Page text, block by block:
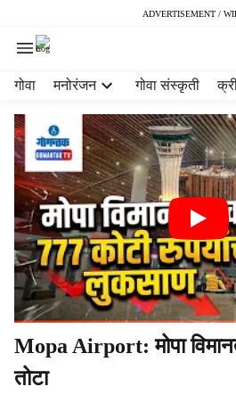
ADVERTISEMENT /
गोवा मनोरंजन गोवा संस्कृती
Mopa Airport: मोपा
तोटा